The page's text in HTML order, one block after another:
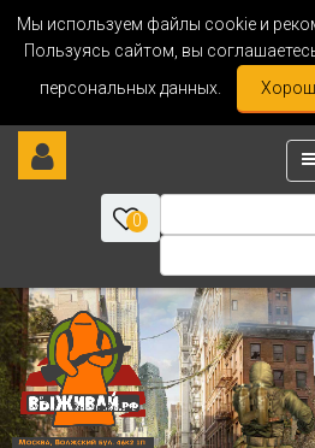
Мы используем файлы cookie и
Пользуясь сайтом, вы
персональных данных.
0